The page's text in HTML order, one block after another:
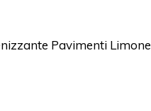
Pavimenti Limone